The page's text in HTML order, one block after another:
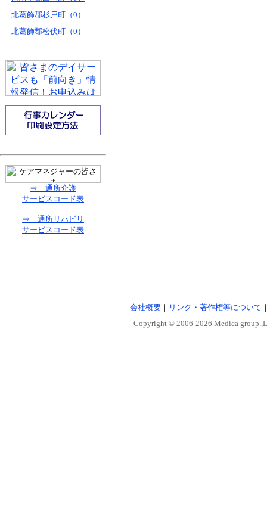
北葛飾郡杉戸町（0）
北葛飾郡松伏町（0）
⇒ 通所介護
サービスコード表
⇒ 通所リハビリ
サービスコード表
会社概要 ｜ リンク・著作権等について
Copyright © 2006-2026 Medica